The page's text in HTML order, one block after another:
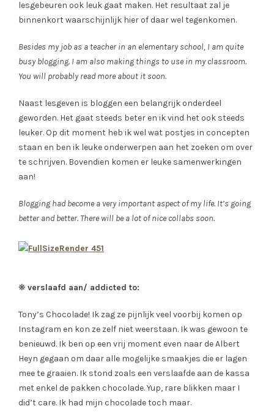
lesgebeuren ook leuk gaat maken. Het resultaat zal je
binnenkort waarschijnlijk hier of daar wel tegenkomen.
Besides my job as a teacher in an elementary school, I am quite
busy blogging. I am also making things to use in my classroom.
You will probably read more about it soon.
Naast lesgeven is bloggen een belangrijk onderdeel
geworden. Het gaat steeds beter en ik vind het ook steeds
leuker. Op dit moment heb ik wel wat postjes in concepten
staan en ben ik leuke onderwerpen aan het zoeken om over
te schrijven. Bovendien komen er leuke samenwerkingen
aan!
Blogging had become a very important aspect of my life. It’s going
better and better. There will be a lot of nice collabs soon.
❋ verslaafd aan/ addicted to:
Tony’s Chocolade! Ik zag ze pijnlijk veel voorbij komen op
Instagram en kon ze zelf niet weerstaan. Ik was gewoon te
benieuwd. Ik ben op een vrij moment even naar de Albert
Heyn gegaan om daar alle mogelijke smaakjes die er lagen
mee te graaien. Ik stond zoals een verslaafde aan de kassa
met enkel de pakken chocolade. Yup, rare blikken maar I
did’t care. Ik had mijn chocolade toch maar.